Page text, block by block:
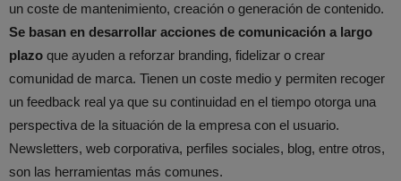
un coste de mantenimiento, creación o generación de contenido.
Se basan en desarrollar acciones de comunicación a largo
plazo que ayuden a reforzar branding, fidelizar o crear
comunidad de marca. Tienen un coste medio y permiten recoger
un feedback real ya que su continuidad en el tiempo otorga una
perspectiva de la situación de la empresa con el usuario.
Newsletters, web corporativa, perfiles sociales, blog, entre otros,
son las herramientas más comunes.